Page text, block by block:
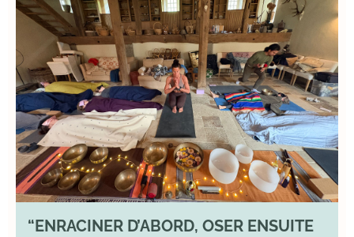
“ENRACINER D’ABORD, OSER ENSUITE